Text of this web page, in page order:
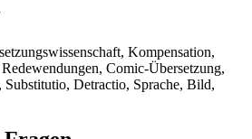
Kompensation,
Comic-Übersetzung,
Detractio, Sprache, Bild,